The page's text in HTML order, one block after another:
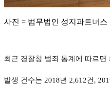
사진 = 법무법인 성지파트너
최근 경찰청 범죄 통계에 따르면
발생 건수는 2018년 2,612건,